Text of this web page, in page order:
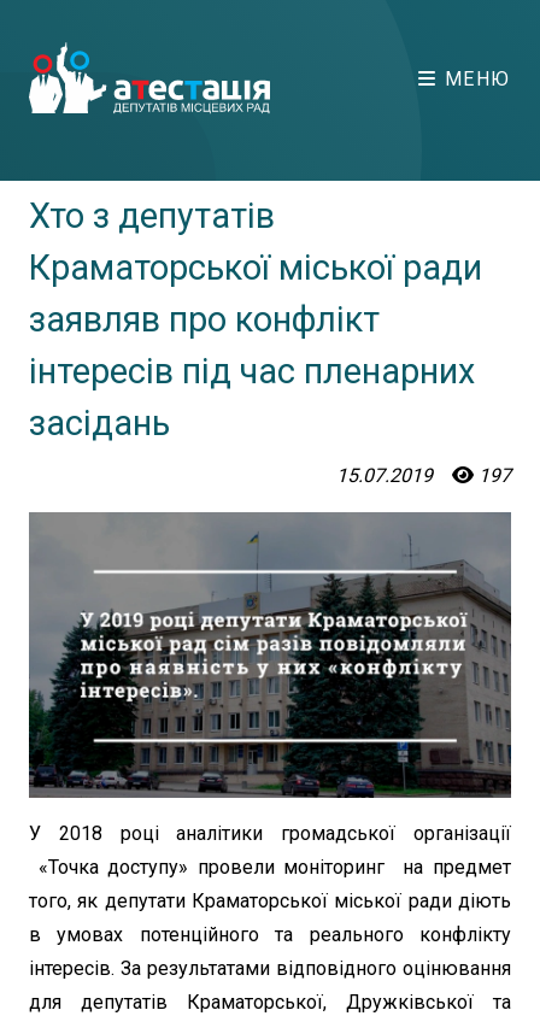
МЕНЮ
Хто з депутатів
Краматорської міської ради
заявляв про конфлікт
інтересів під час пленарних
засідань
15.07.2019 197
У 2018 році аналітики громадської організації
«Точка доступу» провели моніторинг на предмет
того, як депутати Краматорської міської ради діють
в умовах потенційного та реального конфлікту
інтересів. За результатами відповідного оцінювання
для депутатів Краматорської, Дружківської та